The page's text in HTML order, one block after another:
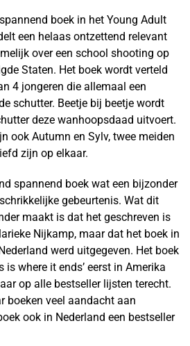
boek in het Young Adult
een helaas ontzettend relevant
over een school shooting op
Staten. Het boek wordt verteld
4 jongeren die allemaal een
schutter. Beetje bij beetje wordt
deze wanhoopsdaad uitvoert.
ook Autumn en Sylv, twee meiden
zijn op elkaar.
spannend boek wat een bijzonder
gebeurtenis. Wat dit
maakt is dat het geschreven is
Nijkamp, maar dat het boek in
werd uitgegeven. Het boek
is where it ends’ eerst in Amerika
op alle bestseller lijsten terecht.
boeken veel aandacht aan
ook in Nederland een bestseller